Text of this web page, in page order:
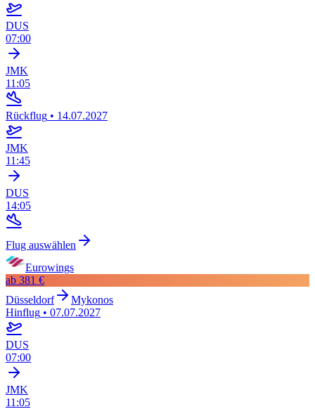
DUS
07:00
JMK
11:05
Rückflug • 14.07.2027
JMK
11:45
DUS
14:05
Flug auswählen
Eurowings
ab 381 €
Düsseldorf
Mykonos
Hinflug • 07.07.2027
DUS
07:00
JMK
11:05